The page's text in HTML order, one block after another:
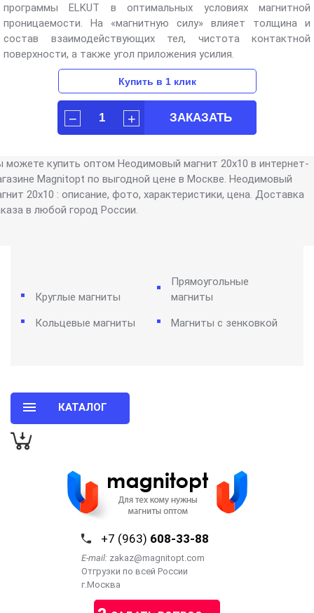
программы ELKUT в оптимальных условиях магнитной
проницаемости. На «магнитную силу» влияет толщина и
состав взаимодействующих тел, чистота контактной
поверхности, а также угол приложения усилия.
можете купить оптом Неодимовый магнит 20х10 в интернет-
Magnitopt по выгодной цене в Москве. Неодимовый
20х10 : описание, фото, характеристики, цена. Доставка
в любой город России.
Круглые магниты
Прямоугольные
магниты
Кольцевые магниты Магниты с зенковкой
КАТАЛОГ
+7 (963) 608-33-88
E-mail: zakaz@magnitopt.com
Отгрузки по всей России
г.Москва